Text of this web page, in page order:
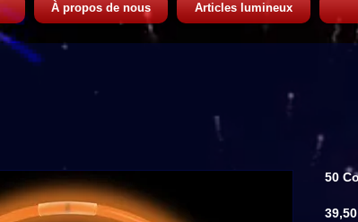
À propos de nous Articles lumineux
50